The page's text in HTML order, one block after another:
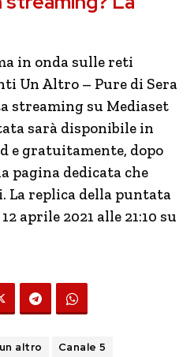
in onda sulle reti
Un Altro – Pure di Sera
streaming su Mediaset
sarà disponibile in
e gratuitamente, dopo
pagina dedicata che
La replica della puntata
aprile 2021 alle 21:10 su
altro Canale 5